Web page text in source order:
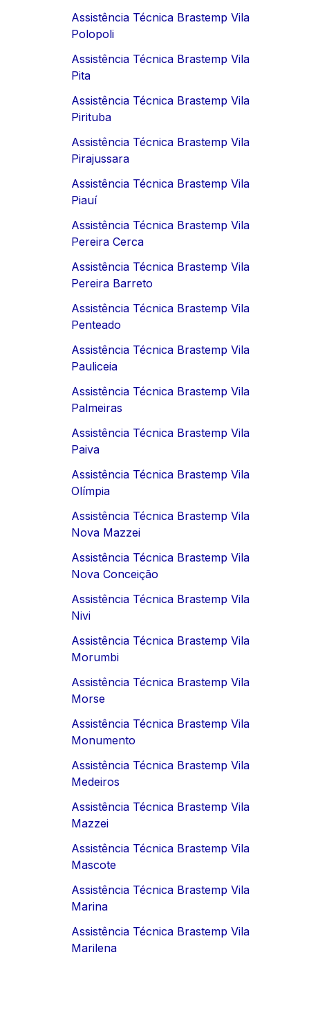
Assistência Técnica Brastemp Vila
Polopoli
Assistência Técnica Brastemp Vila
Pita
Assistência Técnica Brastemp Vila
Pirituba
Assistência Técnica Brastemp Vila
Pirajussara
Assistência Técnica Brastemp Vila
Piauí
Assistência Técnica Brastemp Vila
Pereira Cerca
Assistência Técnica Brastemp Vila
Pereira Barreto
Assistência Técnica Brastemp Vila
Penteado
Assistência Técnica Brastemp Vila
Pauliceia
Assistência Técnica Brastemp Vila
Palmeiras
Assistência Técnica Brastemp Vila
Paiva
Assistência Técnica Brastemp Vila
Olímpia
Assistência Técnica Brastemp Vila
Nova Mazzei
Assistência Técnica Brastemp Vila
Nova Conceição
Assistência Técnica Brastemp Vila
Nivi
Assistência Técnica Brastemp Vila
Morumbi
Assistência Técnica Brastemp Vila
Morse
Assistência Técnica Brastemp Vila
Monumento
Assistência Técnica Brastemp Vila
Medeiros
Assistência Técnica Brastemp Vila
Mazzei
Assistência Técnica Brastemp Vila
Mascote
Assistência Técnica Brastemp Vila
Marina
Assistência Técnica Brastemp Vila
Marilena